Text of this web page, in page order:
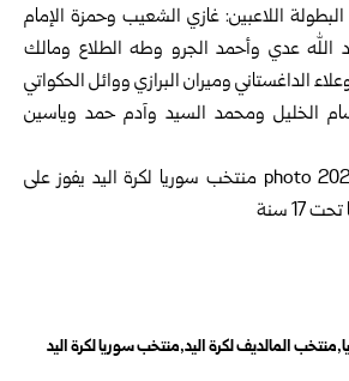
اللاعبين: غازي الشعيب وحمزة الإمام
الله عدي وأحمد الجرو وطه الطلاع ومالك
الداغستاني وميران البرازي ووائل الحكواتي
الخليل ومحمد السيد وآدم حمد وياسين
منتخب المالديف لكرة اليد منتخب سوريا لكرة اليد